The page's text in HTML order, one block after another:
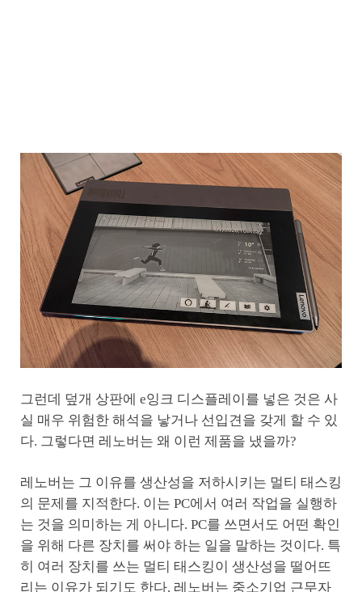
그런데 덮개 상판에 e잉크 디스플레이를 넣은 것은 사
실 매우 위험한 해석을 낳거나 선입견을 갖게 할 수 있
다. 그렇다면 레노버는 왜 이런 제품을 냈을까?
레노버는 그 이유를 생산성을 저하시키는 멀티 태스킹
의 문제를 지적한다. 이는 PC에서 여러 작업을 실행하
는 것을 의미하는 게 아니다. PC를 쓰면서도 어떤 확인
을 위해 다른 장치를 써야 하는 일을 말하는 것이다. 특
히 여러 장치를 쓰는 멀티 태스킹이 생산성을 떨어뜨
리는 이유가 되기도 한다. 레노버는 중소기업 근무자